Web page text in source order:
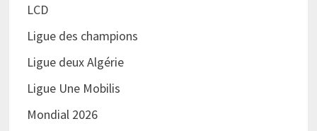
LCD
Ligue des champions
Ligue deux Algérie
Ligue Une Mobilis
Mondial 2026